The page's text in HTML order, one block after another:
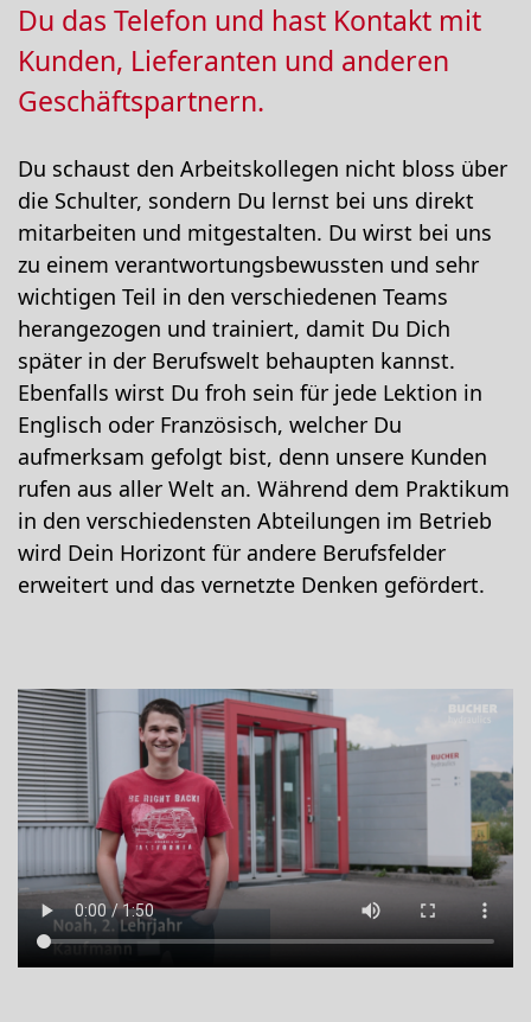
Du das Telefon und hast Kontakt mit
Kunden, Lieferanten und anderen
Geschäftspartnern.
Du schaust den Arbeitskollegen nicht bloss über
die Schulter, sondern Du lernst bei uns direkt
mitarbeiten und mitgestalten. Du wirst bei uns
zu einem verantwortungsbewussten und sehr
wichtigen Teil in den verschiedenen Teams
herangezogen und trainiert, damit Du Dich
später in der Berufswelt behaupten kannst.
Ebenfalls wirst Du froh sein für jede Lektion in
Englisch oder Französisch, welcher Du
aufmerksam gefolgt bist, denn unsere Kunden
rufen aus aller Welt an. Während dem Praktikum
in den verschiedensten Abteilungen im Betrieb
wird Dein Horizont für andere Berufsfelder
erweitert und das vernetzte Denken gefördert.